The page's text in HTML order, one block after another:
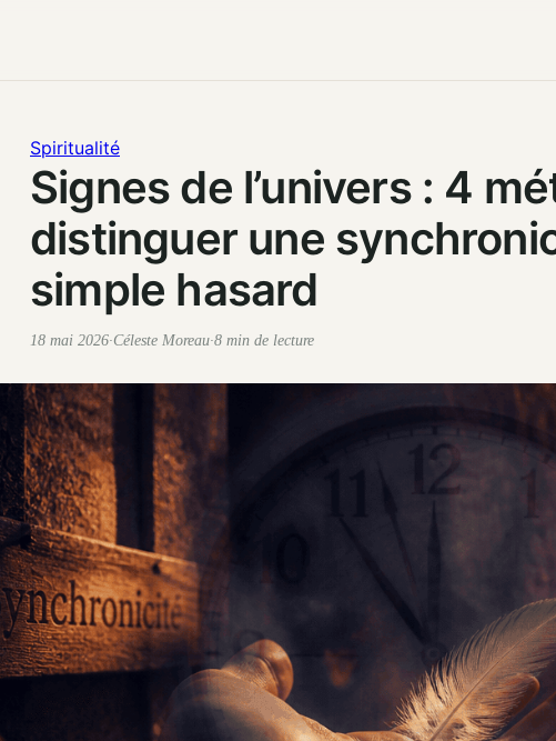
Spiritualité
Signes de l’univers : 4
distinguer une
simple hasard
18 mai 2026·Céleste Moreau·8 min de lecture